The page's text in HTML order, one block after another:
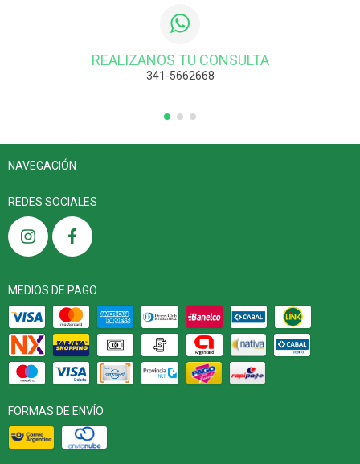
REALIZANOS TU CONSULTA
341-5662668
NAVEGACIÓN
REDES SOCIALES
MEDIOS DE PAGO
FORMAS DE ENVÍO